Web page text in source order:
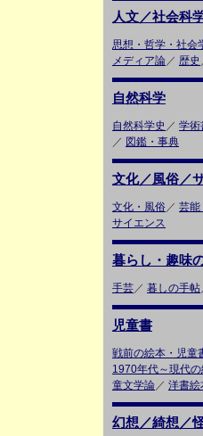
人文／社会科
思想・哲学・社会
メディア論／ 歴史
自然科学
自然科学史 ／ 学術
／ 図鑑・事典
文化／風俗／
文化・風俗／ 芸能
サイエンス
暮らし・趣味
手芸／ 暮しの手帖
児童書
戦前の絵本・児童
1970年代～現代
童文学論／ 洋書絵
幻想／綺想／